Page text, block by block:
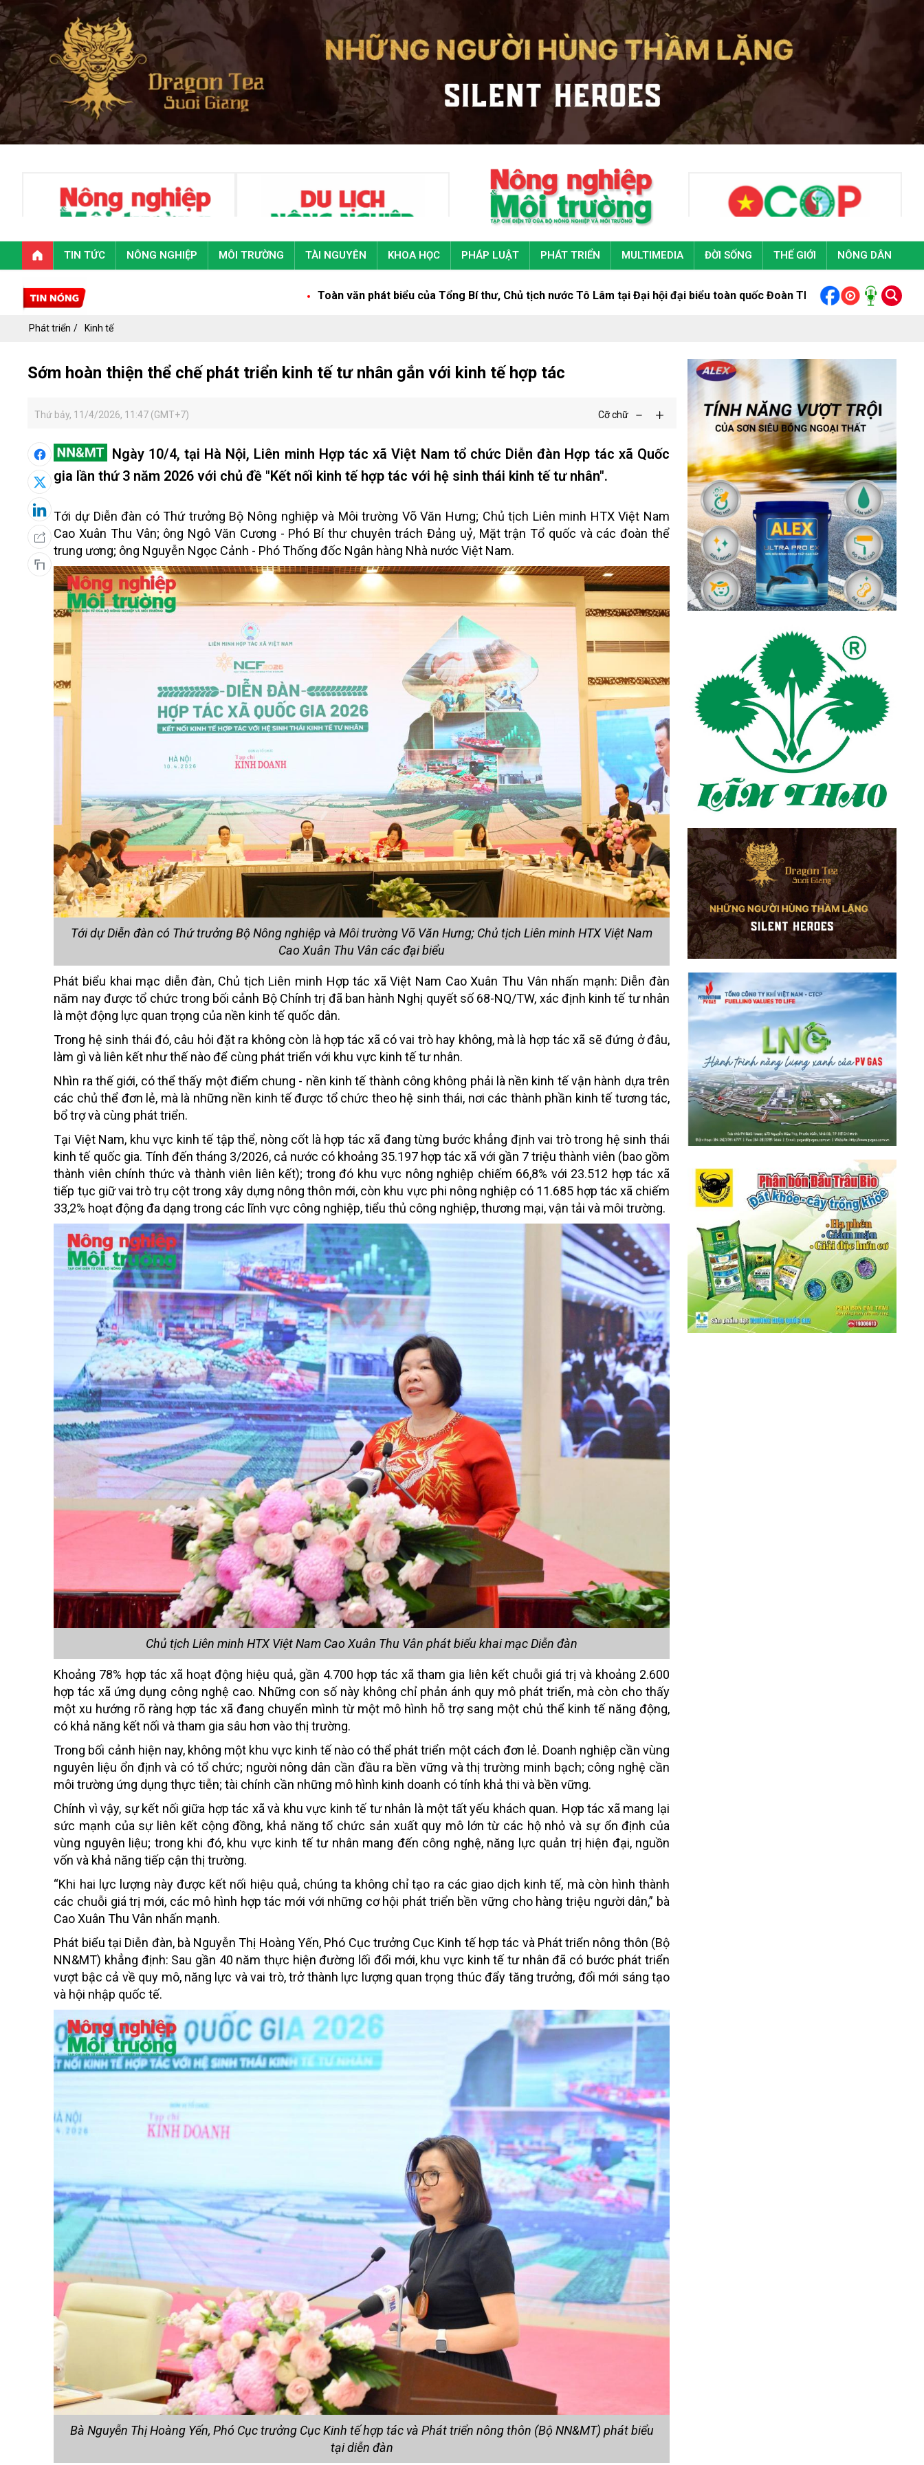
TIN TỨC NÔNG NGHIỆP MÔI TRƯỜNG TÀI NGUYÊN KHOA HỌC PHÁP LUẬT PHÁT TRIỂN MULTIMEDIA ĐỜI SỐNG THẾ GIỚI NÔNG DÂN
Toàn văn phát biểu của Tổng Bí thư, Chủ tịch nước Tô Lâm tại Đại hội đại biểu toàn quốc Đoàn Thanh niên cộng sản Hồ Chí Minh lần thứ
Phát triển Kinh tế
Sớm hoàn thiện thể chế phát triển kinh tế tư nhân gắn với kinh tế hợp tác
Thứ bảy, 11/4/2026, 11:47 (GMT+7) Cỡ chữ
Ngày 10/4, tại Hà Nội, Liên minh Hợp tác xã Việt Nam tổ chức Diễn đàn Hợp tác xã Quốc
gia lần thứ 3 năm 2026 với chủ đề "Kết nối kinh tế hợp tác với hệ sinh thái kinh tế tư nhân".
Tới dự Diễn đàn có Thứ trưởng Bộ Nông nghiệp và Môi trường Võ Văn Hưng; Chủ tịch Liên minh HTX Việt Nam
Cao Xuân Thu Vân; ông Ngô Văn Cương - Phó Bí thư chuyên trách Đảng uỷ, Mặt trận Tổ quốc và các đoàn thể
trung ương; ông Nguyễn Ngọc Cảnh - Phó Thống đốc Ngân hàng Nhà nước Việt Nam.
Tới dự Diễn đàn có Thứ trưởng Bộ Nông nghiệp và Môi trường Võ Văn Hưng; Chủ tịch Liên minh HTX Việt Nam
Cao Xuân Thu Vân các đại biểu
Phát biểu khai mạc diễn đàn, Chủ tịch Liên minh Hợp tác xã Việt Nam Cao Xuân Thu Vân nhấn mạnh: Diễn đàn
năm nay được tổ chức trong bối cảnh Bộ Chính trị đã ban hành Nghị quyết số 68-NQ/TW, xác định kinh tế tư nhân
là một động lực quan trọng của nền kinh tế quốc dân.
Trong hệ sinh thái đó, câu hỏi đặt ra không còn là hợp tác xã có vai trò hay không, mà là hợp tác xã sẽ đứng ở đâu,
làm gì và liên kết như thế nào để cùng phát triển với khu vực kinh tế tư nhân.
Nhìn ra thế giới, có thể thấy một điểm chung - nền kinh tế thành công không phải là nền kinh tế vận hành dựa trên
các chủ thể đơn lẻ, mà là những nền kinh tế được tổ chức theo hệ sinh thái, nơi các thành phần kinh tế tương tác,
bổ trợ và cùng phát triển.
Tại Việt Nam, khu vực kinh tế tập thể, nòng cốt là hợp tác xã đang từng bước khẳng định vai trò trong hệ sinh thái
kinh tế quốc gia. Tính đến tháng 3/2026, cả nước có khoảng 35.197 hợp tác xã với gần 7 triệu thành viên (bao gồm
thành viên chính thức và thành viên liên kết); trong đó khu vực nông nghiệp chiếm 66,8% với 23.512 hợp tác xã
tiếp tục giữ vai trò trụ cột trong xây dựng nông thôn mới, còn khu vực phi nông nghiệp có 11.685 hợp tác xã chiếm
33,2% hoạt động đa dạng trong các lĩnh vực công nghiệp, tiểu thủ công nghiệp, thương mại, vận tải và môi trường.
Chủ tịch Liên minh HTX Việt Nam Cao Xuân Thu Vân phát biểu khai mạc Diễn đàn
Khoảng 78% hợp tác xã hoạt động hiệu quả, gần 4.700 hợp tác xã tham gia liên kết chuỗi giá trị và khoảng 2.600
hợp tác xã ứng dụng công nghệ cao. Những con số này không chỉ phản ánh quy mô phát triển, mà còn cho thấy
một xu hướng rõ ràng hợp tác xã đang chuyển mình từ một mô hình hỗ trợ sang một chủ thể kinh tế năng động,
có khả năng kết nối và tham gia sâu hơn vào thị trường.
Trong bối cảnh hiện nay, không một khu vực kinh tế nào có thể phát triển một cách đơn lẻ. Doanh nghiệp cần vùng
nguyên liệu ổn định và có tổ chức; người nông dân cần đầu ra bền vững và thị trường minh bạch; công nghệ cần
môi trường ứng dụng thực tiễn; tài chính cần những mô hình kinh doanh có tính khả thi và bền vững.
Chính vì vậy, sự kết nối giữa hợp tác xã và khu vực kinh tế tư nhân là một tất yếu khách quan. Hợp tác xã mang lại
sức mạnh của sự liên kết cộng đồng, khả năng tổ chức sản xuất quy mô lớn từ các hộ nhỏ và sự ổn định của
vùng nguyên liệu; trong khi đó, khu vực kinh tế tư nhân mang đến công nghệ, năng lực quản trị hiện đại, nguồn
vốn và khả năng tiếp cận thị trường.
“Khi hai lực lượng này được kết nối hiệu quả, chúng ta không chỉ tạo ra các giao dịch kinh tế, mà còn hình thành
các chuỗi giá trị mới, các mô hình hợp tác mới với những cơ hội phát triển bền vững cho hàng triệu người dân,” bà
Cao Xuân Thu Vân nhấn mạnh.
Phát biểu tại Diễn đàn, bà Nguyễn Thị Hoàng Yến, Phó Cục trưởng Cục Kinh tế hợp tác và Phát triển nông thôn (Bộ
NN&MT) khẳng định: Sau gần 40 năm thực hiện đường lối đổi mới, khu vực kinh tế tư nhân đã có bước phát triển
vượt bậc cả về quy mô, năng lực và vai trò, trở thành lực lượng quan trọng thúc đẩy tăng trưởng, đổi mới sáng tạo
và hội nhập quốc tế.
Bà Nguyễn Thị Hoàng Yến, Phó Cục trưởng Cục Kinh tế hợp tác và Phát triển nông thôn (Bộ NN&MT) phát biểu
tại diễn đàn